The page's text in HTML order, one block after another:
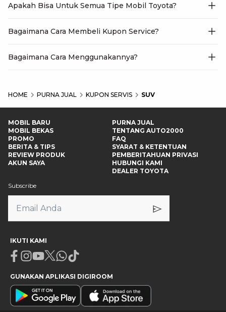
Apakah Bisa Untuk Semua Tipe Mobil Toyota?
Bagaimana Cara Membeli Kupon Service?
Bagaimana Cara Menggunakannya?
HOME PURNA JUAL KUPON SERVIS SUV
MOBIL BARU
MOBIL BEKAS
PROMO
BERITA & TIPS
REVIEW PRODUK
AKUN SAYA
PURNA JUAL
TENTANG AUTO2000
FAQ
SYARAT & KETENTUAN
PEMBERITAHUAN PRIVASI
HUBUNGI KAMI
DEALER TOYOTA
Subscribe
IKUTI KAMI
Facebook
Instagram
Youtube
X Whatsapp
Tiktok
GUNAKAN APLIKASI DIGIROOM